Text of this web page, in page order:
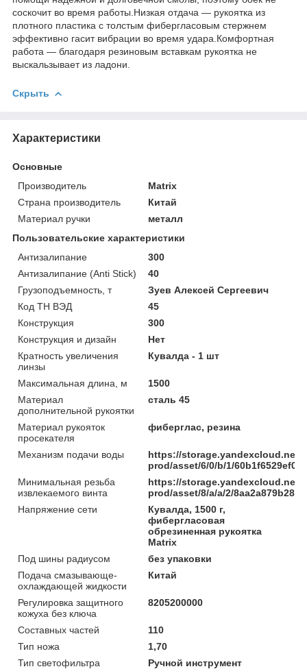
соскочит во время работы.Низкая отдача — рукоятка из
плотного пластика с толстым фибергласовым стержнем
эффективно гасит вибрации во время удара.Комфортная
работа — благодаря резиновым вставкам рукоятка не
выскальзывает из ладони.
Скрыть
Характеристики
Основные
Производитель
Matrix
Страна производитель
Китай
Материал ручки
металл
Пользовательские характеристики
Антизалипание
300
Антизалипание (Anti Stick)
40
Грузоподъемность, т
Зуев Алексей Сергеевич
Код ТН ВЭД
45
Конструкция
300
Конструкция и дизайн
Нет
Кратность увеличения
линзы
Кувалда - 1 шт
Максимальная длина, м
1500
Материал
дополнительной рукоятки
сталь 45
Материал рукояток
просекателя
фиберглас, резина
Механизм подачи воды
https://storage.yandexcloud.net/
prod/asset/6/0/b/1/
Минимальная резьба
извлекаемого винта
https://storage.yandexcloud.net/
prod/asset/8/a/a/2/
Напряжение сети
Кувалда, 1500 г,
фибергласовая
обрезиненная рукоятка
Matrix
Под шины радиусом
без упаковки
Подача смазывающе-
охлаждающей жидкости
Китай
Регулировка защитного
кожуха без ключа
8205200000
Составных частей
110
Тип ножа
1,70
Тип светофильтра
Ручной инструмент